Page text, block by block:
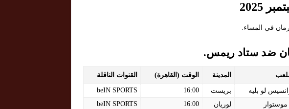
في المساء.
ضد ستاد ريمس.
المدينة الوقت (القاهرة) القنوات الناقلة
لو بليه بريست 16:00
beIN SPORTS
لوريان 16:00
beIN SPORTS